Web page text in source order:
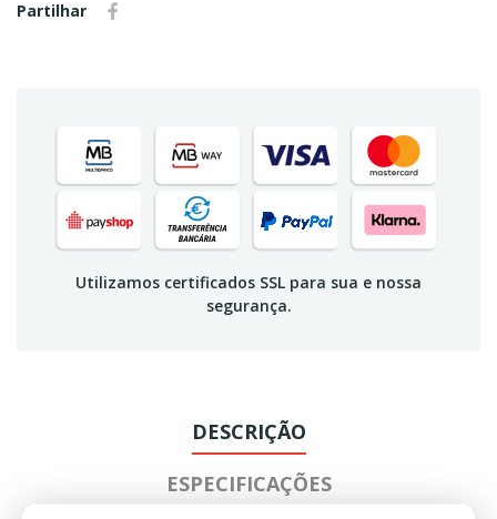
Partilhar
Utilizamos certificados SSL para sua e nossa
segurança.
DESCRIÇÃO
ESPECIFICAÇÕES